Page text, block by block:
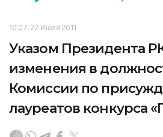
10:07, 27 Июля 2011
Указом Президента
изменения в
Комиссии по
лауреатов конкурса